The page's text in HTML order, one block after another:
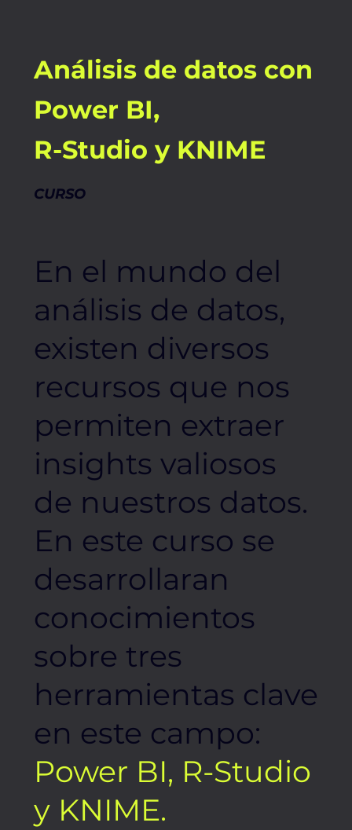
Análisis de datos con
Power BI,
R-Studio y KNIME
CURSO
En el mundo del
análisis de datos,
existen diversos
recursos que nos
permiten extraer
insights valiosos
de nuestros datos.
En este curso se
desarrollaran
conocimientos
sobre tres
herramientas clave
en este campo:
Power BI, R-Studio
y KNIME.